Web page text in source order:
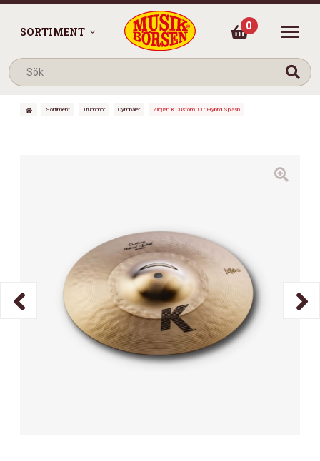
SORTIMENT 0
Sortiment Trummor Cymbaler Zildjian K Custom 11″ Hybrid Splash